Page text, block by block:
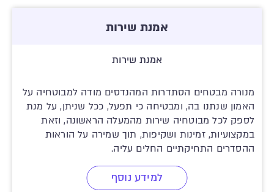
אמנת שירות
אמנת שירות
מנורה מבטחים הסתדרות המהנדסים מודה למבוטחיה על
האמון שנתנו בה, ומבטיחה כי תפעל, ככל שניתן, על מנת
לספק לכל מבוטחיה שירות מהמעלה הראשונה, וזאת
במקצועיות, זמינות ושקיפות, תוך שמירה על הוראות
ההסדרים התחיקתיים החלים עליה.
למידע נוסף